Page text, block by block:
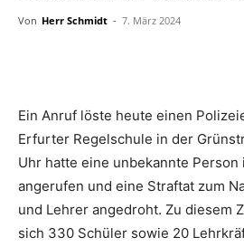
Von Herr Schmidt - 7. März 2024
Ein Anruf löste heute einen
Erfurter Regelschule in der
Uhr hatte eine unbekannte Person
angerufen und eine Straftat zum
und Lehrer angedroht. Zu diesem
sich 330 Schüler sowie 20